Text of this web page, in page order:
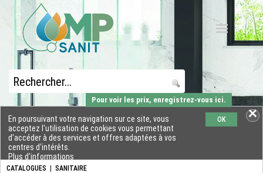
CATALOGUES SANITAIRE
En poursuivant votre navigation sur ce site, vous
acceptez l'utilisation de cookies vous permettant
d'accéder à des services et offres adaptées à vos
centres d'intérêts.
Plus d'informations
OK
Pour voir les prix, enregistrez-vous ici.